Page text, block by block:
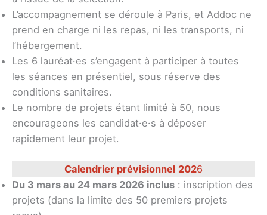
L’accompagnement se déroule à Paris, et Addoc ne
prend en charge ni les repas, ni les transports, ni
l’hébergement.
Les 6 lauréat·es s’engagent à participer à toutes
les séances en présentiel, sous réserve des
conditions sanitaires.
Le nombre de projets étant limité à 50, nous
encourageons les candidat·e·s à déposer
rapidement leur projet.
Calendrier prévisionnel 2026
Du 3 mars au 24 mars 2026 inclus : inscription des
projets (dans la limite des 50 premiers projets